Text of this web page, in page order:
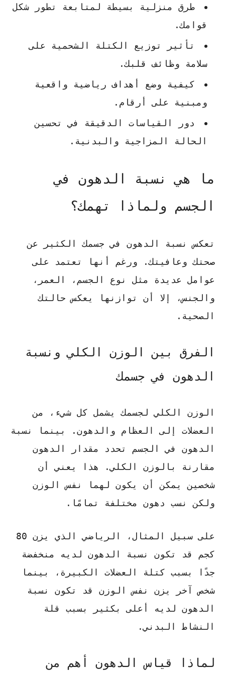
طرق منزلية بسيطة لمتابعة تطور شكل
قوامك.
تأثير توزيع الكتلة الشحمية على
سلامة وظائف قلبك.
كيفية وضع أهداف رياضية واقعية
ومبنية على أرقام.
دور القياسات الدقيقة في تحسين
الحالة المزاجية والبدنية.
ما هي نسبة الدهون في
الجسم ولماذا تهمك؟
تعكس نسبة الدهون في جسمك الكثير عن
صحتك وعافيتك. ورغم أنها تعتمد على
عوامل عديدة مثل نوع الجسم، العمر،
والجنس، إلا أن توازنها يعكس حالتك
الصحية.
الفرق بين الوزن الكلي ونسبة
الدهون في جسمك
الوزن الكلي لجسمك يشمل كل شيء، من
العضلات إلى العظام والدهون. بينما نسبة
الدهون في الجسم تحدد مقدار الدهون
مقارنة بالوزن الكلي. هذا يعني أن
شخصين يمكن أن يكون لهما نفس الوزن
ولكن نسب دهون مختلفة تمامًا.
على سبيل المثال، الرياضي الذي يزن 80
كجم قد تكون نسبة الدهون لديه منخفضة
جدًا بسبب كتلة العضلات الكبيرة، بينما
شخص آخر يزن نفس الوزن قد تكون نسبة
الدهون لديه أعلى بكثير بسبب قلة
النشاط البدني.
لماذا قياس الدهون أهم من